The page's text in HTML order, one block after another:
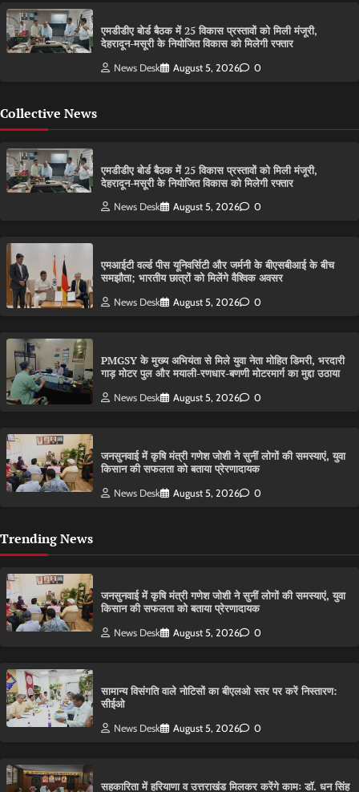
एमडीडीए बोर्ड बैठक में 25 विकास प्रस्तावों को मिली मंजूरी,
देहरादून-मसूरी के नियोजित विकास को मिलेगी रफ्तार
News Desk August 5, 2026 0
Collective News
एमडीडीए बोर्ड बैठक में 25 विकास प्रस्तावों को मिली मंजूरी,
देहरादून-मसूरी के नियोजित विकास को मिलेगी रफ्तार
News Desk August 5, 2026 0
एमआईटी वर्ल्ड पीस यूनिवर्सिटी और जर्मनी के बीएसबीआई के बीच
समझौता; भारतीय छात्रों को मिलेंगे वैश्विक अवसर
News Desk August 5, 2026 0
PMGSY के मुख्य अभियंता से मिले युवा नेता मोहित डिमरी, भरदारी
गाड़ मोटर पुल और मयाली-रणधार-बणणी मोटरमार्ग का मुद्दा उठाया
News Desk August 5, 2026 0
जनसुनवाई में कृषि मंत्री गणेश जोशी ने सुनीं लोगों की समस्याएं, युवा
किसान की सफलता को बताया प्रेरणादायक
News Desk August 5, 2026 0
Trending News
जनसुनवाई में कृषि मंत्री गणेश जोशी ने सुनीं लोगों की समस्याएं, युवा
किसान की सफलता को बताया प्रेरणादायक
News Desk August 5, 2026 0
सामान्य विसंगति वाले नोटिसों का बीएलओ स्तर पर करें निस्तारण:
सीईओ
News Desk August 5, 2026 0
सहकारिता में हरियाणा व उत्तराखंड मिलकर करेंगे कामः डाॅ. धन सिंह